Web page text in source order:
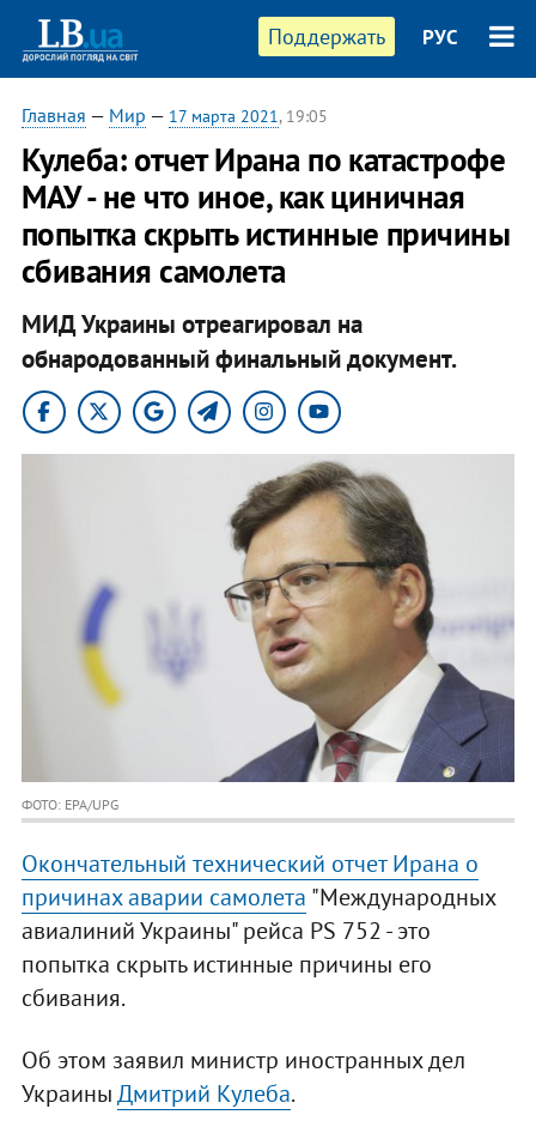
Поддержать РУС
Главная — Мир — 17 марта 2021, 19:05
Кулеба: отчет Ирана по катастрофе
МАУ - не что иное, как циничная
попытка скрыть истинные причины
сбивания самолета
МИД Украины отреагировал на
обнародованный финальный документ.
ФОТО: EPA/UPG
Окончательный технический отчет Ирана о
причинах аварии самолета "Международных
авиалиний Украины" рейса PS 752 - это
попытка скрыть истинные причины его
сбивания.
Об этом заявил министр иностранных дел
УкраиныДмитрий Кулеба.